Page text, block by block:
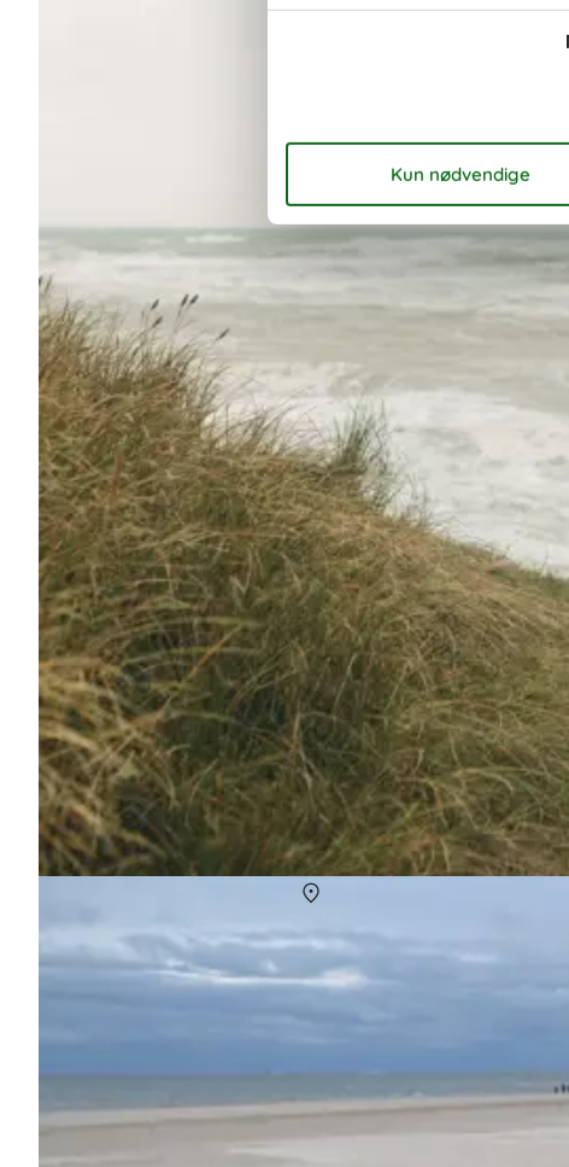
Fra Vesterhav til fjord - oplev Kyst-til-Kyst stien
Kyst-til-Kyst stien tager dig hele vejen fra Vesterhavet til Vejle
gangen.